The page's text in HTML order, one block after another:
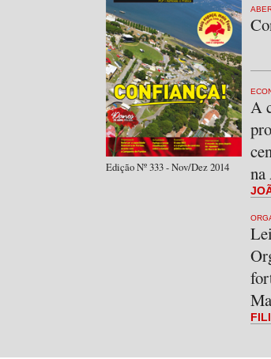
Edição Nº 333 - Nov/Dez 2014
A